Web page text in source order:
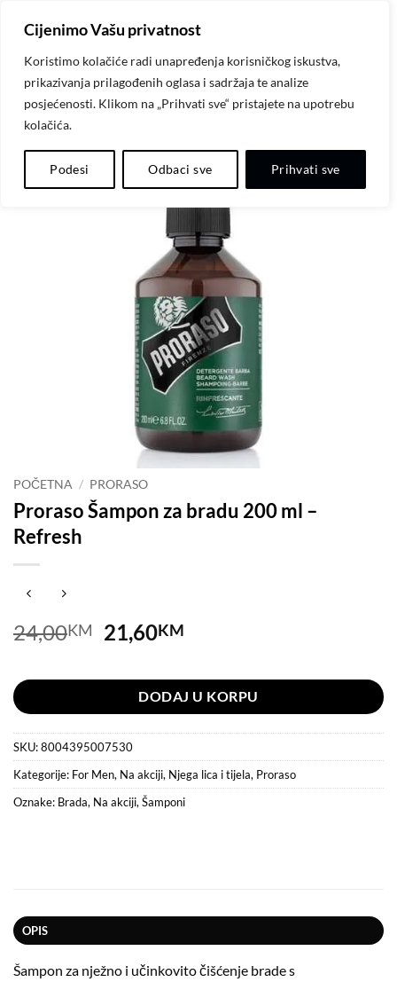
Cijenimo Vašu privatnost
Koristimo kolačiće radi unapređenja korisničkog iskustva,
prikazivanja prilagođenih oglasa i sadržaja te analize
posjećenosti. Klikom na „Prihvati sve“ pristajete na upotrebu
kolačića.
Podesi Odbaci sve Prihvati sve
content
-10%
Dodaj
listu
POČETNA / PRORASO
Proraso Šampon za bradu 200 ml –
Refresh
24,00KM
Original
price
was:
24,00KM.
21,60KM
is:
21,60KM.
DODAJ U KORPU
SKU:8004395007530
Kategorije: For Men, Na akciji, Njega lica i tijela, Proraso
Oznake: Brada, Na akciji, Šamponi
OPIS
Šampon za nježno i učinkovito čišćenje brade s